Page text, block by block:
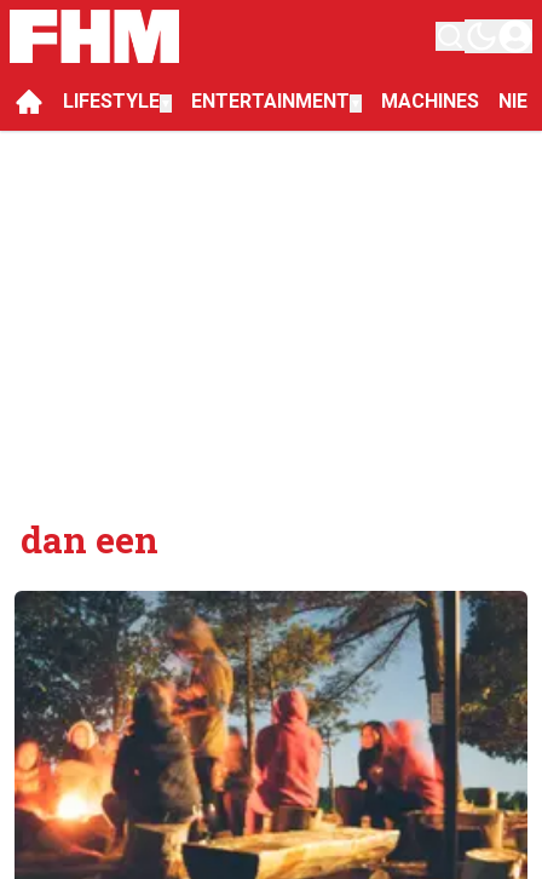
LIFESTYLE ENTERTAINMENT MACHINES
dan een